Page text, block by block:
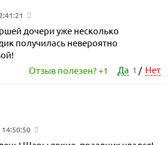
дочери уже несколько
получилась невероятно
Да 1 / Нет
Отзыв полезен?+1